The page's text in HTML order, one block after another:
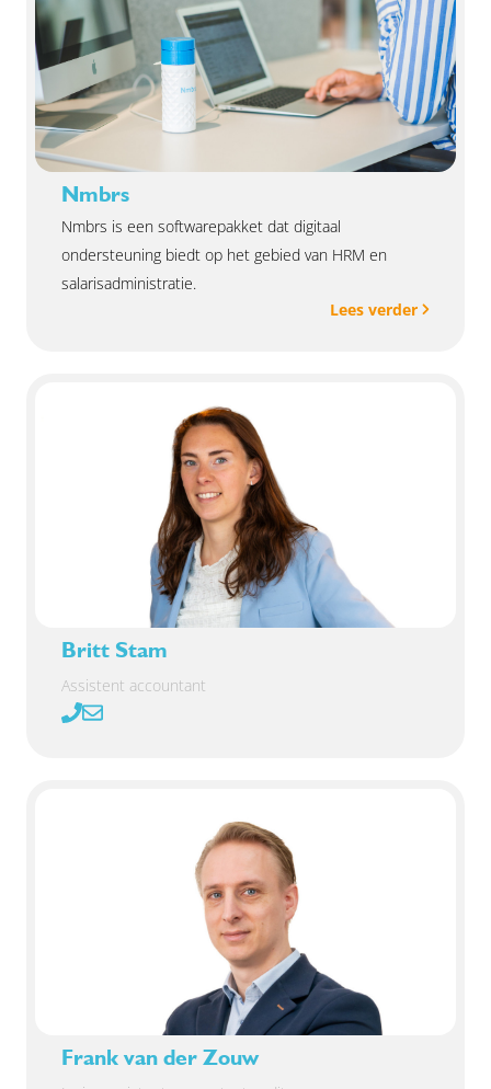
Nmbrs
Nmbrs is een softwarepakket dat digitaal
ondersteuning biedt op het gebied van HRM en
salarisadministratie.
Lees verder
Britt Stam
Assistent accountant
Frank van der Zouw